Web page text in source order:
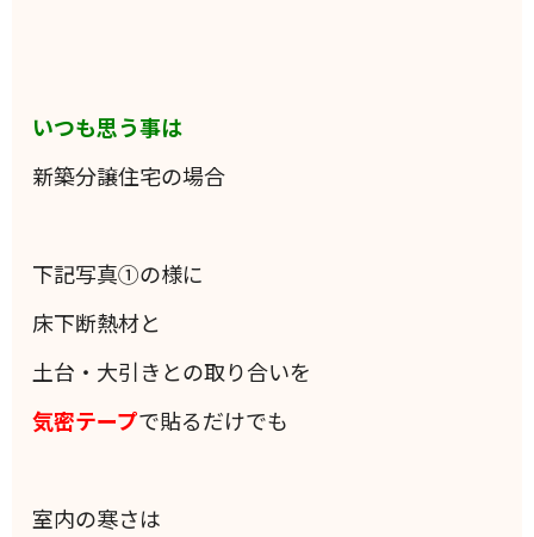
いつも思う事は
新築分譲住宅の場合
下記写真①の様に
床下断熱材と
土台・大引きとの取り合いを
気密テープで貼るだけでも
室内の寒さは